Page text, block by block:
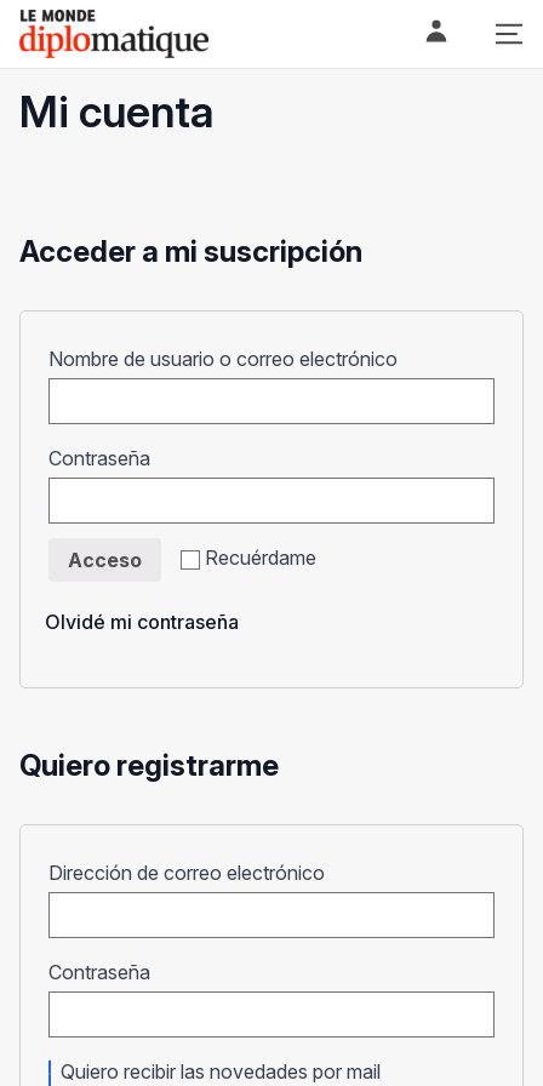
Skip
content
Le monde diplomatique
Mi cuenta
Acceder a mi suscripción
Nombre de usuario o correo electrónico
Contraseña
Recuérdame
Acceso
Olvidé mi contraseña
Quiero registrarme
Dirección de correo electrónico
Contraseña
Quiero recibir las novedades por mail